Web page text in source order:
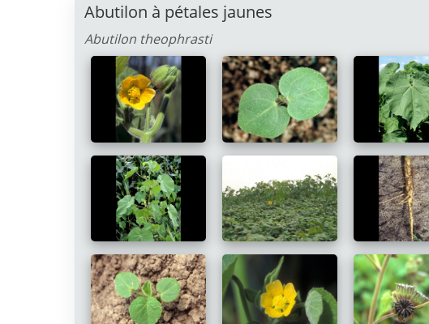
Abutilon à pétales jaunes
Abutilon theophrasti